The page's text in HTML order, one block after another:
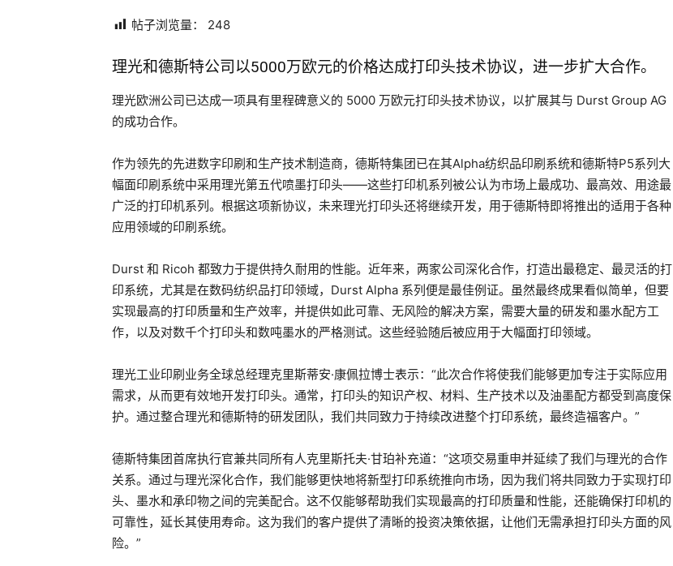
帖子浏览量： 248
理光和德斯特公司以5000万欧元的价格达成打印头技术协议，进一步扩大合作。
理光欧洲公司已达成一项具有里程碑意义的 5000 万欧元打印头技术协议，以扩展其与 Durst Group AG
的成功合作。
作为领先的先进数字印刷和生产技术制造商，德斯特集团已在其Alpha纺织品印刷系统和德斯特P5系列大
幅面印刷系统中采用理光第五代喷墨打印头——这些打印机系列被公认为市场上最成功、最高效、用途最
广泛的打印机系列。根据这项新协议，未来理光打印头还将继续开发，用于德斯特即将推出的适用于各种
应用领域的印刷系统。
Durst 和 Ricoh 都致力于提供持久耐用的性能。近年来，两家公司深化合作，打造出最稳定、最灵活的打
印系统，尤其是在数码纺织品打印领域，Durst Alpha 系列便是最佳例证。虽然最终成果看似简单，但要
实现最高的打印质量和生产效率，并提供如此可靠、无风险的解决方案，需要大量的研发和墨水配方工
作，以及对数千个打印头和数吨墨水的严格测试。这些经验随后被应用于大幅面打印领域。
理光工业印刷业务全球总经理克里斯蒂安·康佩拉博士表示：“此次合作将使我们能够更加专注于实际应用
需求，从而更有效地开发打印头。通常，打印头的知识产权、材料、生产技术以及油墨配方都受到高度保
护。通过整合理光和德斯特的研发团队，我们共同致力于持续改进整个打印系统，最终造福客户。”
德斯特集团首席执行官兼共同所有人克里斯托夫·甘珀补充道：“这项交易重申并延续了我们与理光的合作
关系。通过与理光深化合作，我们能够更快地将新型打印系统推向市场，因为我们将共同致力于实现打印
头、墨水和承印物之间的完美配合。这不仅能够帮助我们实现最高的打印质量和性能，还能确保打印机的
可靠性，延长其使用寿命。这为我们的客户提供了清晰的投资决策依据，让他们无需承担打印头方面的风
险。”